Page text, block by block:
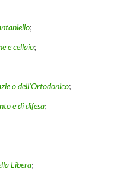
;
e cellaio;
o dell’Ortodonico;
e di difesa;
Libera;